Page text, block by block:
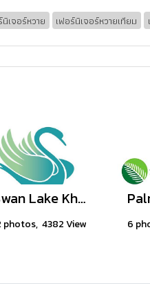
นิเจอร์หวาย เฟอร์นิเจอร์หวายเทียม
Swan Lake Khao Yai
photos, 4382 View 6